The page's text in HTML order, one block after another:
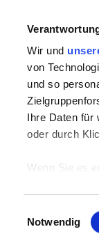
Wir und
von
und so
Ihre Daten für
oder durch
Wenn Sie es
Ihr
Erfahren Sie
Notwendig
Deutsch-
So
UND